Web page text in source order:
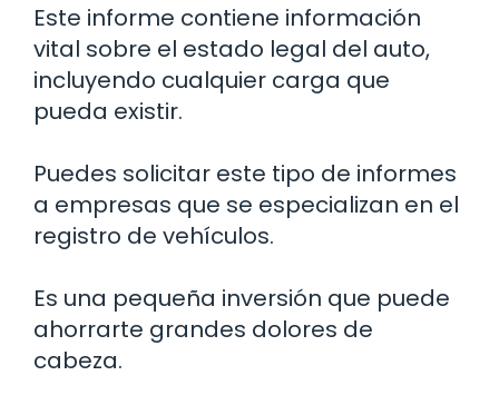
Este informe contiene información
vital sobre el estado legal del auto,
incluyendo cualquier carga que
pueda existir.
Puedes solicitar este tipo de informes
a empresas que se especializan en el
registro de vehículos.
Es una pequeña inversión que puede
ahorrarte grandes dolores de
cabeza.